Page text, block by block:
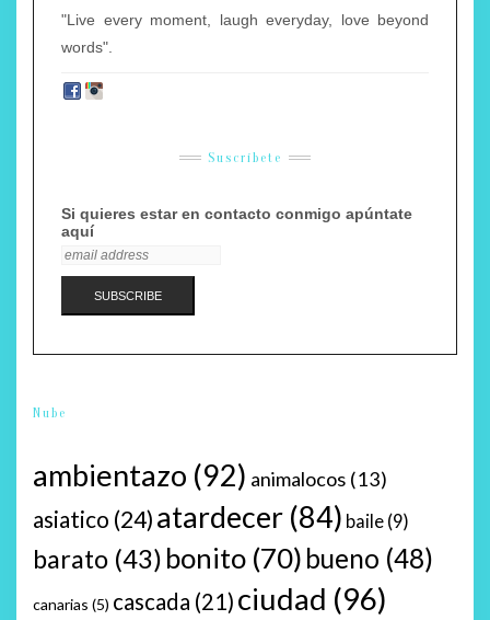
"Live every moment, laugh everyday, love beyond
words".
Suscríbete
Si quieres estar en contacto conmigo apúntate
aquí
Nube
ambientazo (92) animalocos (13)
asiatico (24) atardecer (84) baile (9)
barato (43) bonito (70) bueno (48)
canarias (5) cascada (21) ciudad (96)